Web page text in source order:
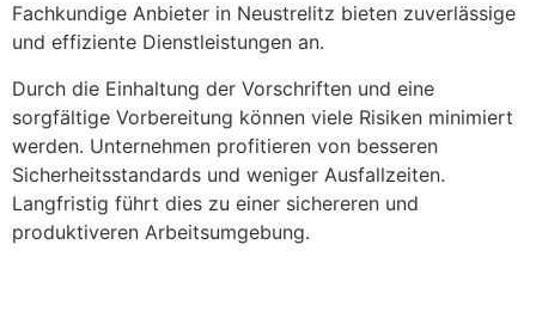
Fachkundige Anbieter in Neustrelitz bieten zuverlässige
und effiziente Dienstleistungen an.
Durch die Einhaltung der Vorschriften und eine
sorgfältige Vorbereitung können viele Risiken minimiert
werden. Unternehmen profitieren von besseren
Sicherheitsstandards und weniger Ausfallzeiten.
Langfristig führt dies zu einer sichereren und
produktiveren Arbeitsumgebung.